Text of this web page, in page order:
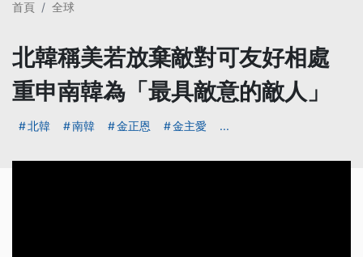
首頁 全球
北韓稱美若放棄敵對可友好相處
重申南韓為「最具敵意的敵人」
北韓 南韓 金正恩 金主愛 ...